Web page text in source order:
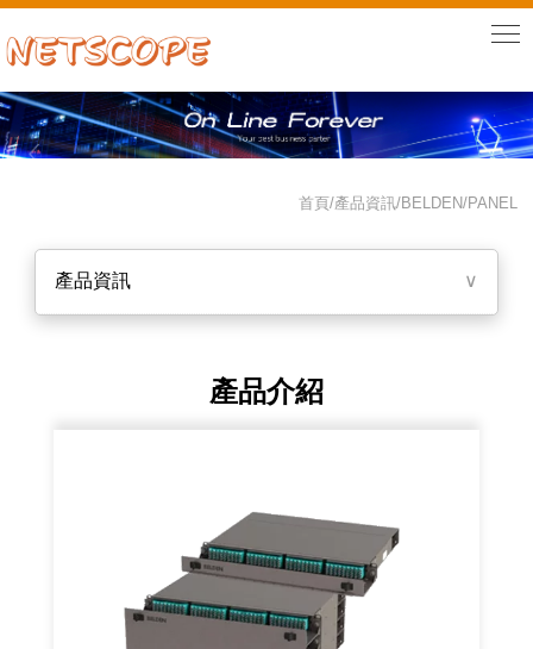
首頁/產品資訊/BELDEN/PANEL
產品資訊 ∨
產品介紹